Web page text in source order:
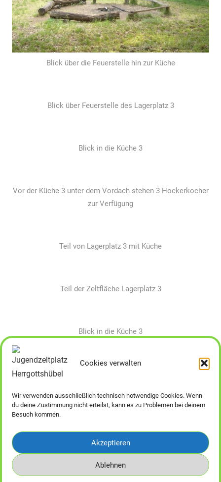
Cookies verwalten
Wir verwenden ausschließlich technisch notwendige Cookies. Wenn
du deine Zustimmung nicht erteilst, kann es zu Problemen bei deinem
Besuch kommen.
Akzeptieren
Ablehnen
Blick über die Feuerstelle hin zur Küche
Blick über Feuerstelle des Lagerplatz 3
Blick in die Küche 3
Vor der Küche 3 unter dem Vordach stehen 3 Hockerkocher
zur Verfügung
Teil von Lagerplatz 3 mit Küche
Teil der Zeltfläche Lagerplatz 3
Blick in die Küche 3
Lagerplatz 1
Lagerplatz 3
WordPress-Theme: Mercia von ThemeZee.